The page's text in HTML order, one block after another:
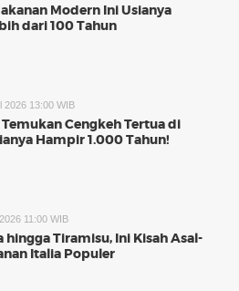
Modern Ini Usianya
dari 100 Tahun
2026 13:00 WIB
Cengkeh Tertua di
Hampir 1.000 Tahun!
11:00 WIB
hingga Tiramisu, Ini Kisah Asal-
Italia Populer